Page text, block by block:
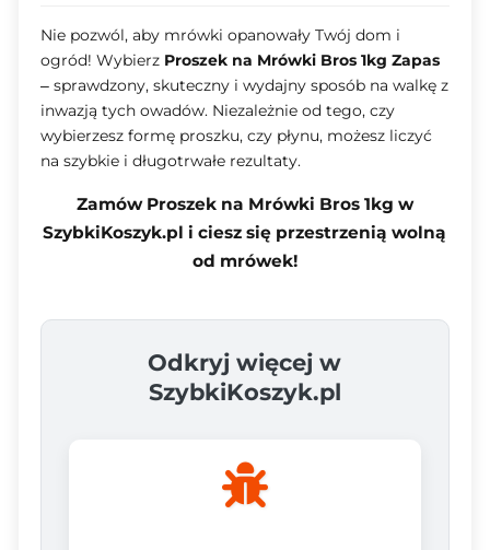
Nie pozwól, aby mrówki opanowały Twój dom i
ogród! Wybierz Proszek na Mrówki Bros 1kg Zapas
– sprawdzony, skuteczny i wydajny sposób na walkę z
inwazją tych owadów. Niezależnie od tego, czy
wybierzesz formę proszku, czy płynu, możesz liczyć
na szybkie i długotrwałe rezultaty.
Zamów Proszek na Mrówki Bros 1kg w
SzybkiKoszyk.pl i ciesz się przestrzenią wolną
od mrówek!
Odkryj więcej w
SzybkiKoszyk.pl